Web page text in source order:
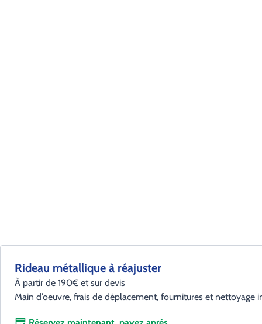
Rideau métallique à réajuster
À partir de 190€ et sur devis
Main d’oeuvre, frais de déplacement, fournitures et nettoyage